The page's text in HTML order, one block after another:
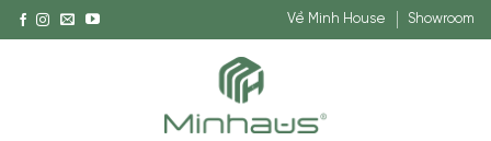
Về Minh House Showroom